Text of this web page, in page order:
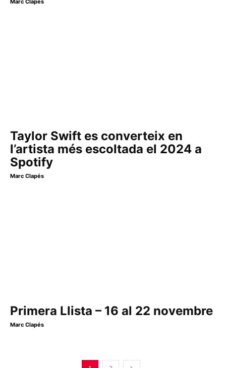
Taylor Swift es converteix en
l’artista més escoltada el 2024 a
Spotify
Marc Clapés
Primera Llista – 16 al 22 novembre
Marc Clapés